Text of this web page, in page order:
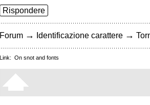
Rispondere
Forum → Identificazione carattere →
Link: On snot and fonts